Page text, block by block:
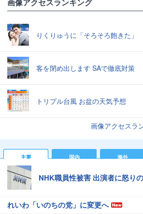
りくりゅうに「そろそろ飽きた」
客を閉め出します SAで徹底対策
トリプル台風 お盆の天気予想
画像アクセスラ
主要 国内 海外
NHK職員性被害 出演者に怒り
れいわ「いのちの党」に変更へ